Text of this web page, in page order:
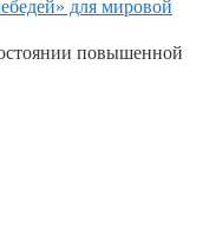
для мировой
повышенной